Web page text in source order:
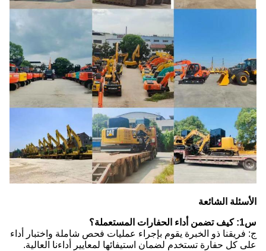
الأسئلة الشائعة
س1: كيف تضمن أداء الحفارات المستعملة؟
ج: فريقنا ذو الخبرة يقوم بإجراء عمليات فحص شاملة واختبار أداء
على كل حفارة تستخدم لضمان استيفائها لمعايير أداءنا العالية.